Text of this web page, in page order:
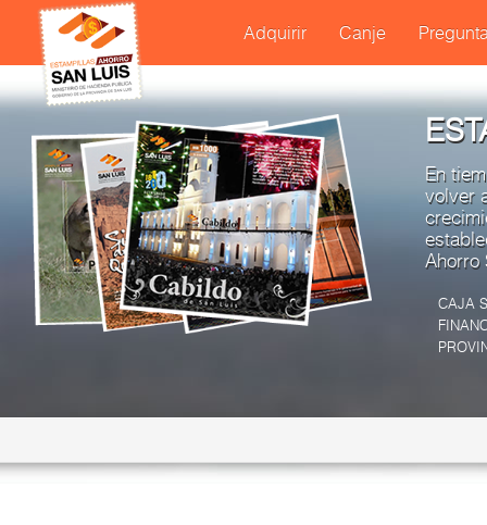
30811470.00001520.00002026-08-07T10:03:00-03:00
Adquirir
Canje
En
volver
Ahorro
CAJA